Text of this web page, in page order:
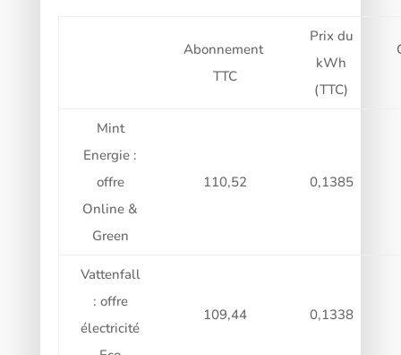
Abonnement
TTC
Prix du
kWh
(TTC)
Mint
Energie :
offre
Online &
Green
110,52 0,1385
Vattenfall
: offre
électricité
109,44 0,1338